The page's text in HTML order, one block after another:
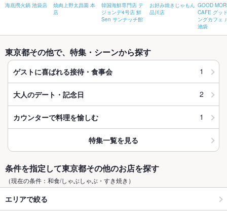
海底撈火鍋 池袋店
焼肉上野太昌園 本
店
韓国海鮮専門店 テ
ジョンデ4号店 鮮
Sen サンナッチ館
お好み焼きじゃもん
品川店
GOOD
CAFE グッ
ングカフェ
池袋
東京都その他で、特集・シーンから探す
ゲストに喜ばれる接待・食事会 1
大人のデート・記念日 2
カウンターで料理を愉しむ 1
特集一覧を見る
条件を指定して東京都その他のお店を探す
（現在の条件：和食/しゃぶしゃぶ・すき焼き）
エリアで絞る